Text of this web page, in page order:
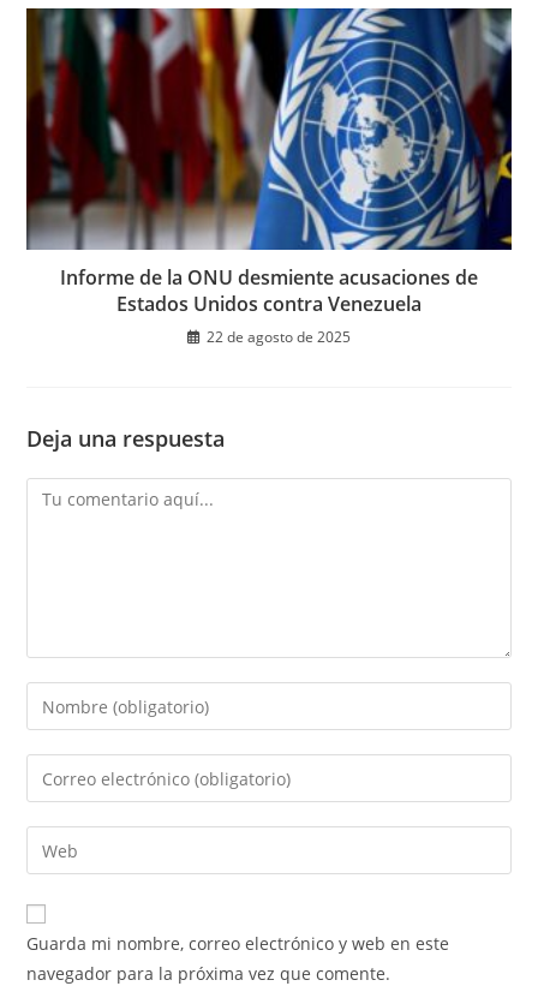
Informe de la ONU desmiente acusaciones de
Estados Unidos contra Venezuela
22 de agosto de 2025
Deja una respuesta
Comentario
Introduce
tu
nombre
de
usuario
para
comentar
Introduce
tu
dirección
de
electrónico
para
comentar
Introduce
la
URL
de
Guarda mi nombre, correo electrónico y web en este
navegador para la próxima vez que comente.